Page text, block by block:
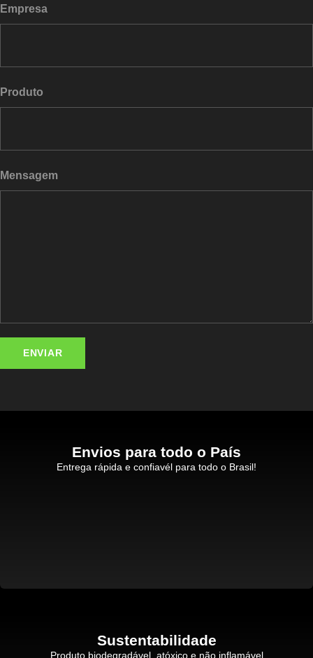
Empresa
Produto
Mensagem
Envios para todo o País
Entrega rápida e confiavél para todo o Brasil!
Sustentabilidade
Produto biodegradável, atóxico e não inflamável